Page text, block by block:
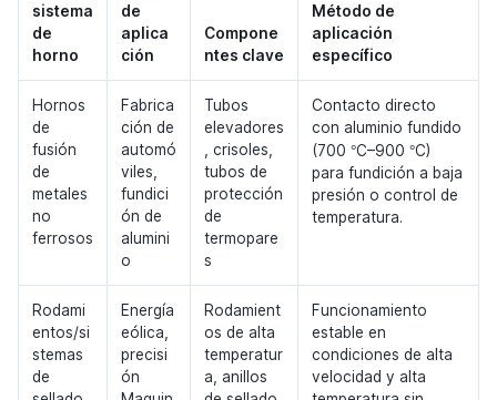
sistema
de
horno
de
aplica
ción
Compone
ntes clave
Método de
aplicación
específico
Hornos
de
fusión
de
metales
no
ferrosos
Fabrica
ción de
automó
viles,
fundici
ón de
alumini
o
Tubos
elevadores
, crisoles,
tubos de
protección
de
termopare
s
Contacto directo
con aluminio fundido
(700 °C–900 °C)
para fundición a baja
presión o control de
temperatura.
Rodami
entos/si
stemas
de
Energía
eólica,
precisi
ón
Rodamient
os de alta
temperatur
a, anillos
Funcionamiento
estable en
condiciones de alta
velocidad y alta